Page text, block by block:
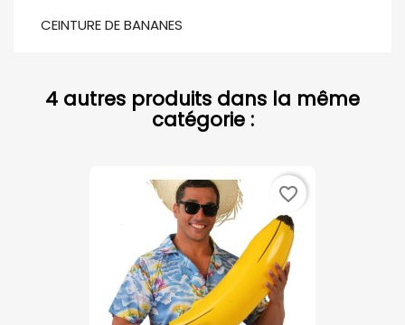
CEINTURE DE BANANES
4 autres produits dans la même
catégorie :
favorite_border